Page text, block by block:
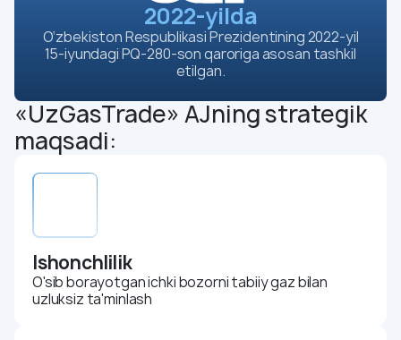
Nizom va ichki tartib qoidalari
Aksiyalar va dividendlar
Aktivlarni sotish
Matbuot markazi
Yangiliklar
Biz haqimizda OAVda
Videogalareya
Karyera
Energiya samaradorligi
2022-yilda
O‘zbekiston Respublikasi Prezidentining 2022-yil
15-iyundagi PQ-280-son qaroriga asosan tashkil
etilgan.
«UzGasTrade» AJning strategik
maqsadi:
Ishonchlilik
O'sib borayotgan ichki bozorni tabiiy gaz bilan
uzluksiz ta'minlash